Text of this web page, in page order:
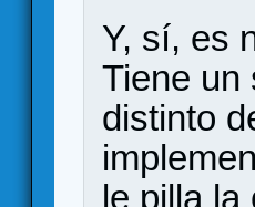
Y, sí, es
Tiene un
distinto
le pilla la